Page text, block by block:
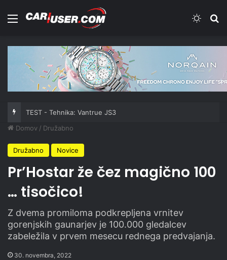
Meni
TEST - Tehnika: Vantrue JS3
Domov / Družabno
Družabno Novice
Pr’Hostar že čez magično 100
… tisočico!
Z dvema promiloma podkrepljena vrnitev
gorenjskih gaunarjev je 100.000 gledalcev
zabeležila v prvem mesecu rednega predvajanja.
30. novembra, 2022